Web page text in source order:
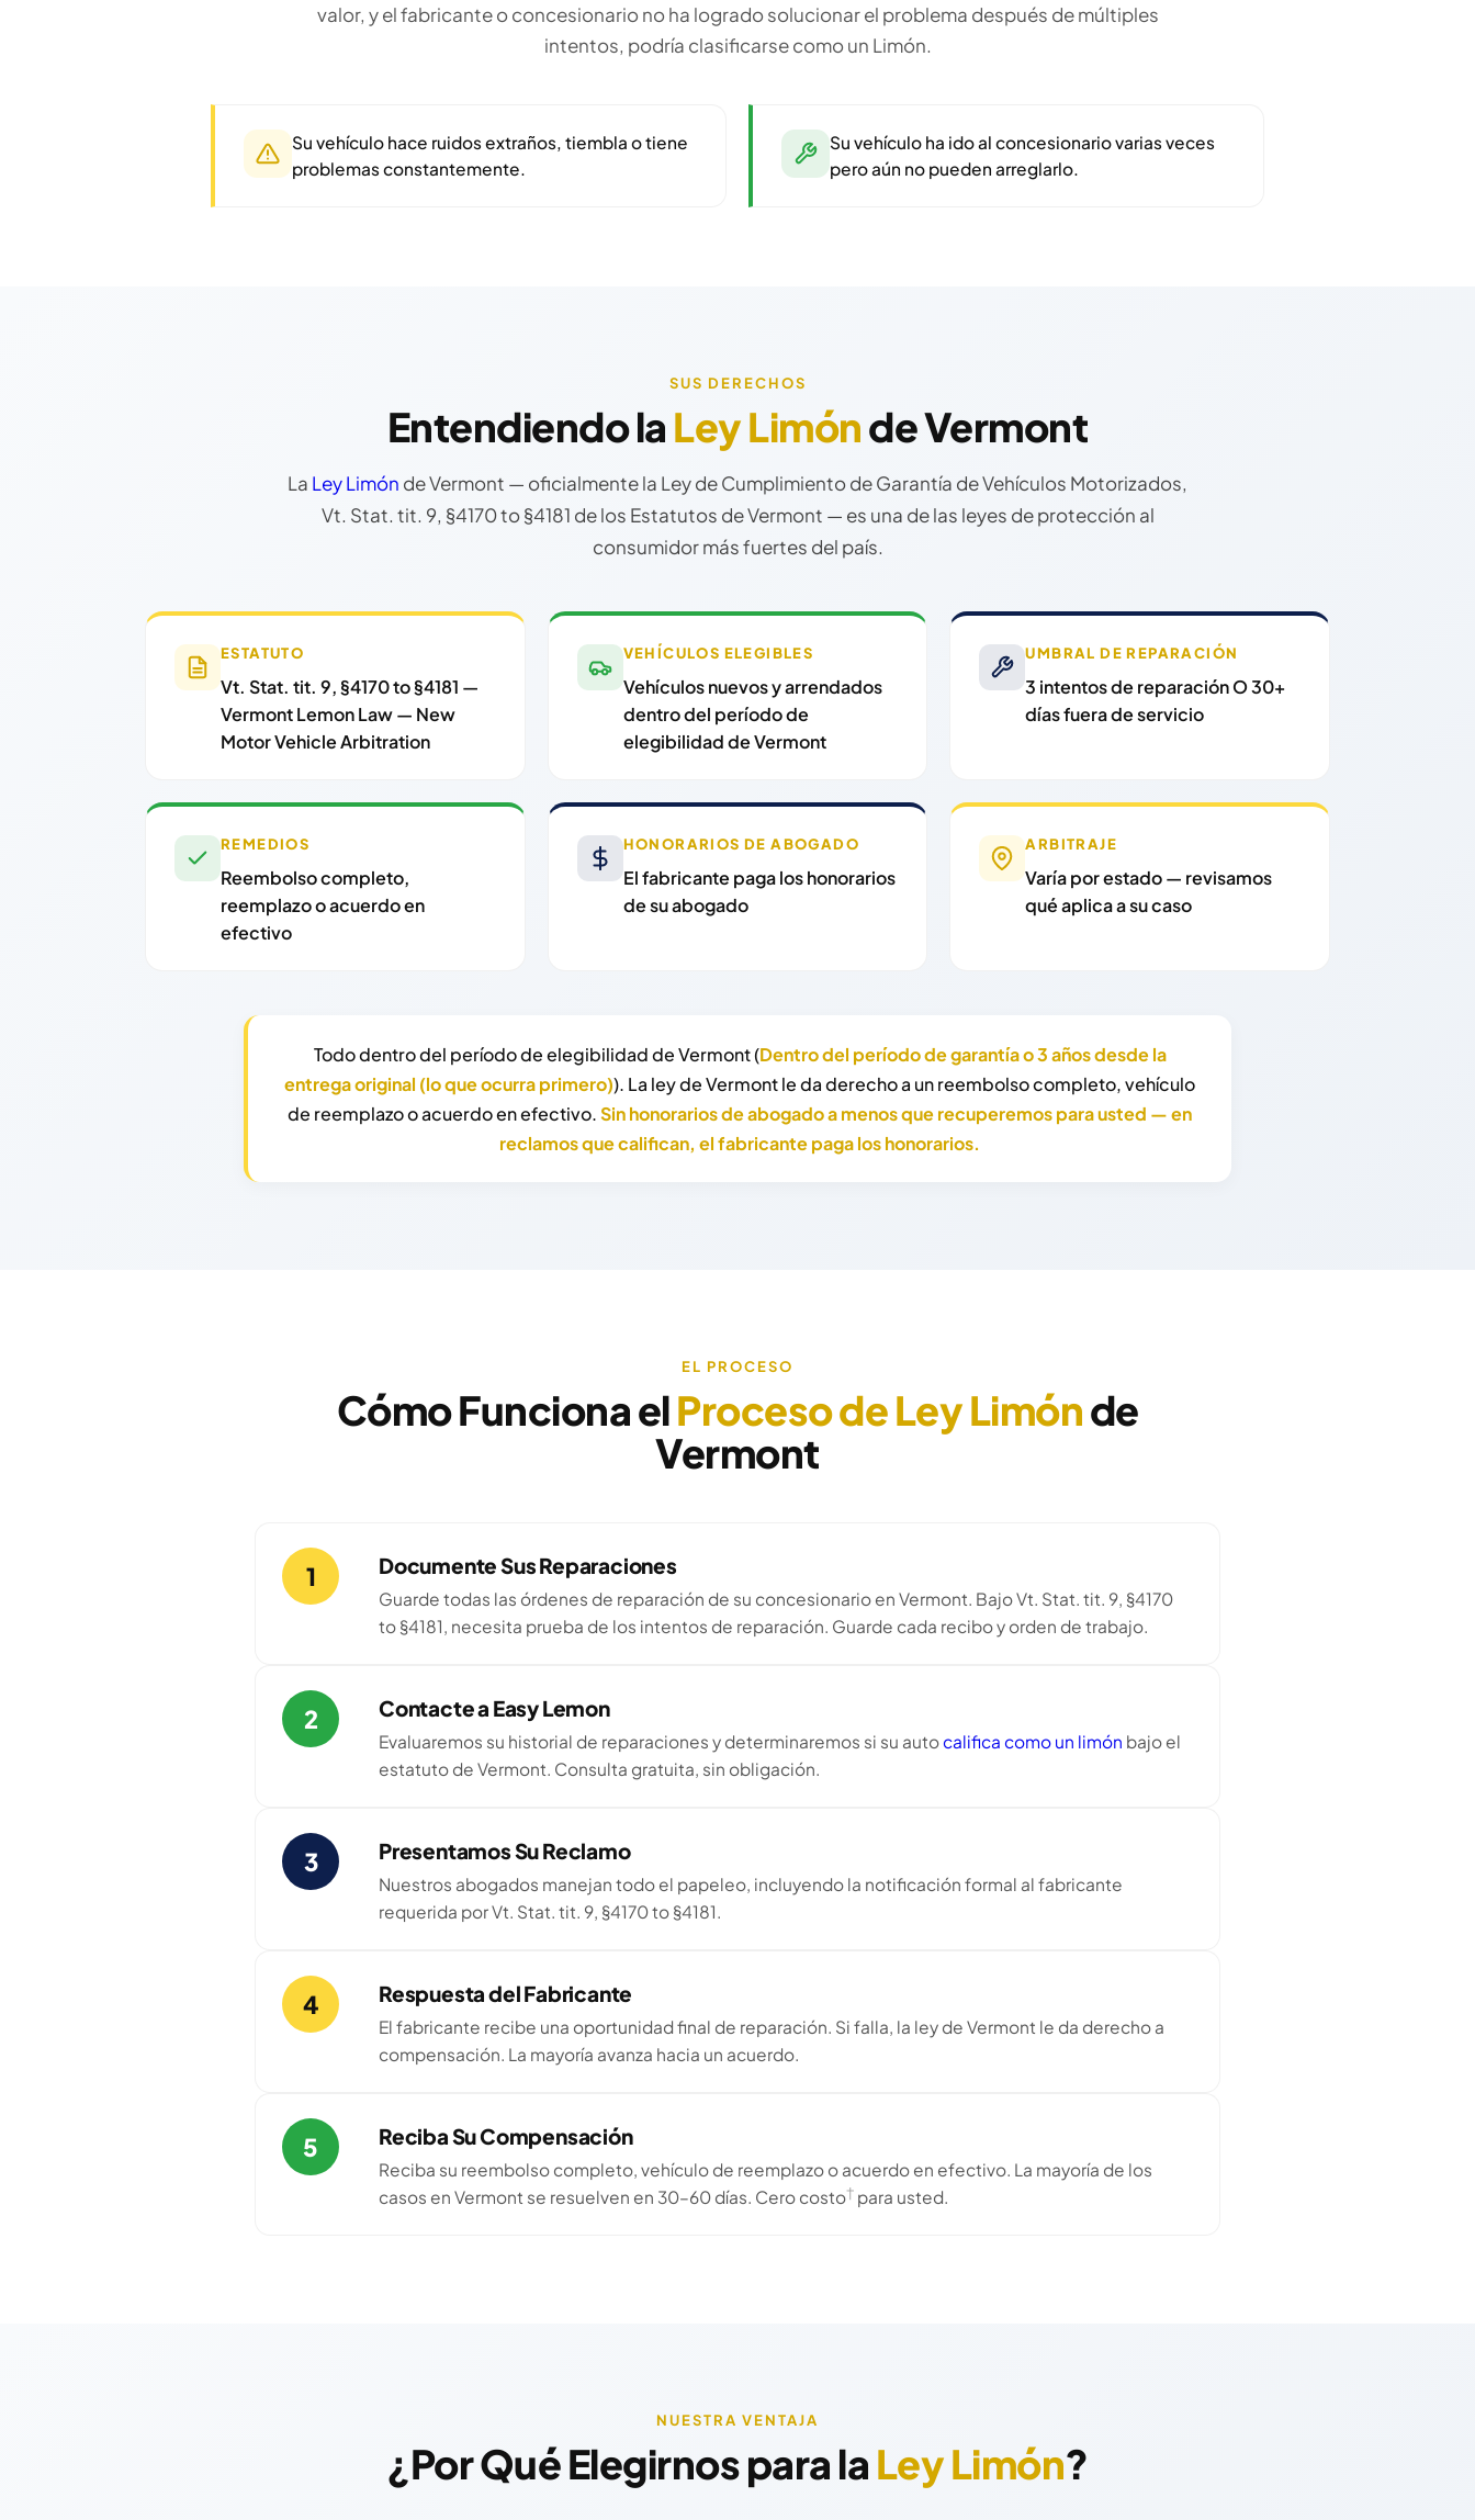
valor, y el fabricante o concesionario no ha logrado solucionar el problema después de múltiples
intentos, podría clasificarse como un Limón.
Su vehículo hace ruidos extraños, tiembla o tiene
problemas constantemente.
Su vehículo ha ido al concesionario varias veces
pero aún no pueden arreglarlo.
SUS DERECHOS
Entendiendo la Ley Limónde Vermont
La Ley Limón de Vermont — oficialmente la Ley de Cumplimiento de Garantía de Vehículos Motorizados,
Vt. Stat. tit. 9, §4170 to §4181 de los Estatutos de Vermont — es una de las leyes de protección al
consumidor más fuertes del país.
ESTATUTO
Vt. Stat. tit. 9, §4170 to §4181 —
Vermont Lemon Law — New
Motor Vehicle Arbitration
VEHÍCULOS ELEGIBLES
Vehículos nuevos y arrendados
dentro del período de
elegibilidad de Vermont
UMBRAL DE REPARACIÓN
3 intentos de reparación O 30+
días fuera de servicio
REMEDIOS
Reembolso completo,
reemplazo o acuerdo en
efectivo
HONORARIOS DE ABOGADO
El fabricante paga los honorarios
de su abogado
ARBITRAJE
Varía por estado — revisamos
qué aplica a su caso
Todo dentro del período de elegibilidad de Vermont (Dentro del período de garantía o 3 años desde la
entrega original (lo que ocurra primero)). La ley de Vermont le da derecho a un reembolso completo, vehículo
de reemplazo o acuerdo en efectivo.Sin honorarios de abogado a menos que recuperemos para usted — en
reclamos que califican, el fabricante paga los honorarios.
EL PROCESO
Cómo Funciona elProceso de Ley Limónde
Vermont
1 Documente Sus Reparaciones
Guarde todas las órdenes de reparación de su concesionario en Vermont. Bajo Vt. Stat. tit. 9, §4170
to §4181, necesita prueba de los intentos de reparación. Guarde cada recibo y orden de trabajo.
2 Contacte a Easy Lemon
Evaluaremos su historial de reparaciones y determinaremos si su autocalifica como un limón bajo el
estatuto de Vermont. Consulta gratuita, sin obligación.
3 Presentamos Su Reclamo
Nuestros abogados manejan todo el papeleo, incluyendo la notificación formal al fabricante
requerida por Vt. Stat. tit. 9, §4170 to §4181.
4 Respuesta del Fabricante
El fabricante recibe una oportunidad final de reparación. Si falla, la ley de Vermont le da derecho a
compensación. La mayoría avanza hacia un acuerdo.
5 Reciba Su Compensación
Reciba su reembolso completo, vehículo de reemplazo o acuerdo en efectivo. La mayoría de los
casos en Vermont se resuelven en 30–60 días. Cero costo† para usted.
NUESTRA VENTAJA
¿Por Qué Elegirnos para la Ley Limón?